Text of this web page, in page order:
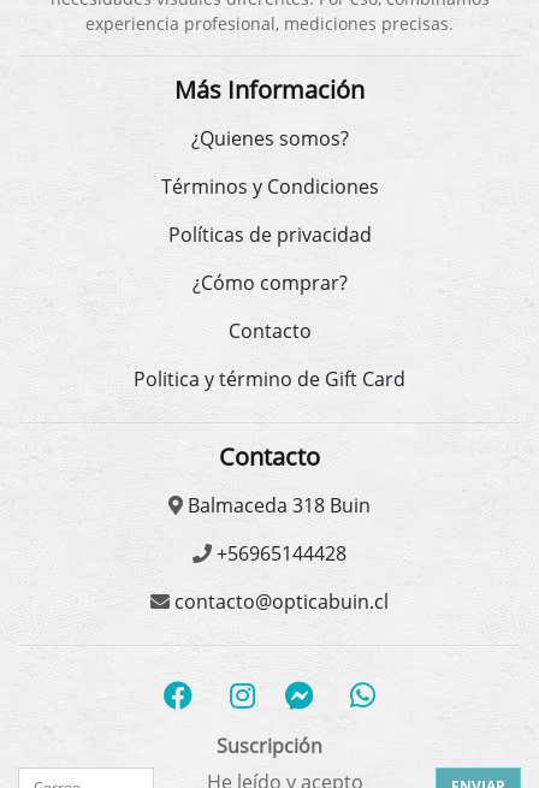
experiencia profesional, mediciones precisas.
Más Información
¿Quienes somos?
Términos y Condiciones
Políticas de privacidad
¿Cómo comprar?
Contacto
Politica y término de Gift Card
Contacto
Balmaceda 318 Buin
+56965144428
contacto@opticabuin.cl
Suscripción
He leído y acepto